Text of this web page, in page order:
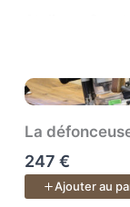
Transformez
organiser vos
votre espace,
Conception —
Apprenez à
La
247 €
Ajouter au